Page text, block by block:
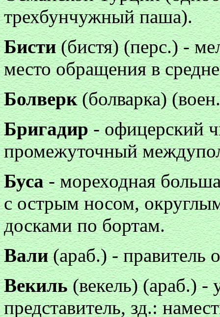
трехбунчужный паша).
Бисти(бистя) (перс.) -
место обращения в
Болверк(болварка)
Бригадир- офицерский
промежуточный
Буса- мореходная
с острым носом,
досками по бортам.
Вали(араб.) - правитель
Векиль(векель) (араб.) -
представитель, зд.: